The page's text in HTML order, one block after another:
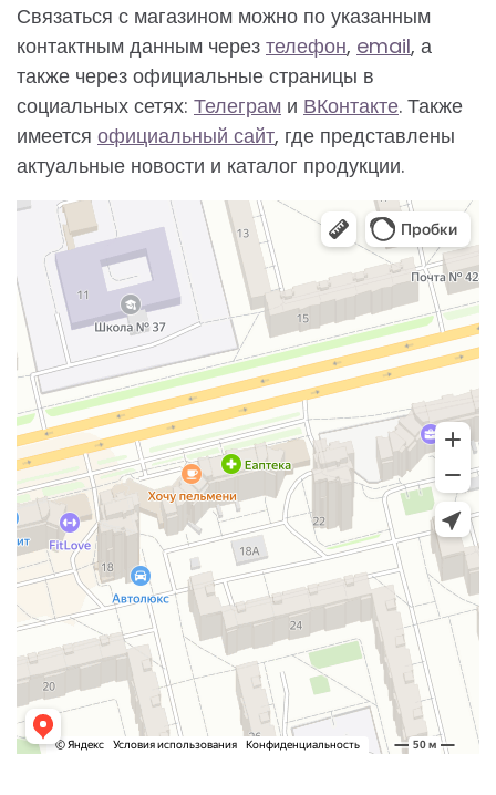
Связаться с магазином можно по указанным
контактным данным через телефон, email, а
также через официальные страницы в
социальных сетях: Телеграм и ВКонтакте. Также
имеется официальный сайт, где представлены
актуальные новости и каталог продукции.